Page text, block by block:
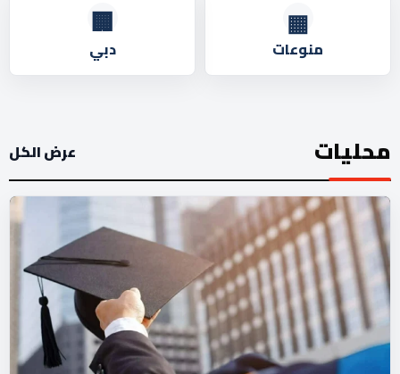
▦
منوعات
🏢
دبي
محليات عرض الكل